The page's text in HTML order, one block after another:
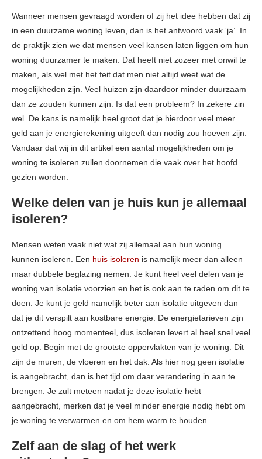
Wanneer mensen gevraagd worden of zij het idee hebben dat zij
in een duurzame woning leven, dan is het antwoord vaak ‘ja’. In
de praktijk zien we dat mensen veel kansen laten liggen om hun
woning duurzamer te maken. Dat heeft niet zozeer met onwil te
maken, als wel met het feit dat men niet altijd weet wat de
mogelijkheden zijn. Veel huizen zijn daardoor minder duurzaam
dan ze zouden kunnen zijn. Is dat een probleem? In zekere zin
wel. De kans is namelijk heel groot dat je hierdoor veel meer
geld aan je energierekening uitgeeft dan nodig zou hoeven zijn.
Vandaar dat wij in dit artikel een aantal mogelijkheden om je
woning te isoleren zullen doornemen die vaak over het hoofd
gezien worden.
Welke delen van je huis kun je allemaal
isoleren?
Mensen weten vaak niet wat zij allemaal aan hun woning
kunnen isoleren. Een huis isoleren is namelijk meer dan alleen
maar dubbele beglazing nemen. Je kunt heel veel delen van je
woning van isolatie voorzien en het is ook aan te raden om dit te
doen. Je kunt je geld namelijk beter aan isolatie uitgeven dan
dat je dit verspilt aan kostbare energie. De energietarieven zijn
ontzettend hoog momenteel, dus isoleren levert al heel snel veel
geld op. Begin met de grootste oppervlakten van je woning. Dit
zijn de muren, de vloeren en het dak. Als hier nog geen isolatie
is aangebracht, dan is het tijd om daar verandering in aan te
brengen. Je zult meteen nadat je deze isolatie hebt
aangebracht, merken dat je veel minder energie nodig hebt om
je woning te verwarmen en om hem warm te houden.
Zelf aan de slag of het werk